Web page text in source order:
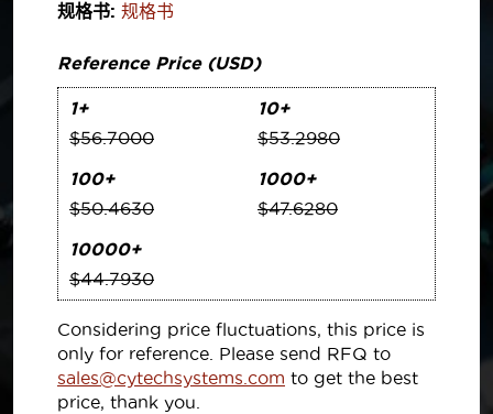
规格书: 规格书
Reference Price (USD)
1+
$56.7000
10+
$53.2980
100+
$50.4630
1000+
$47.6280
10000+
$44.7930
Considering price fluctuations, this price is
only for reference. Please send RFQ to
sales@cytechsystems.com to get the best
price, thank you.